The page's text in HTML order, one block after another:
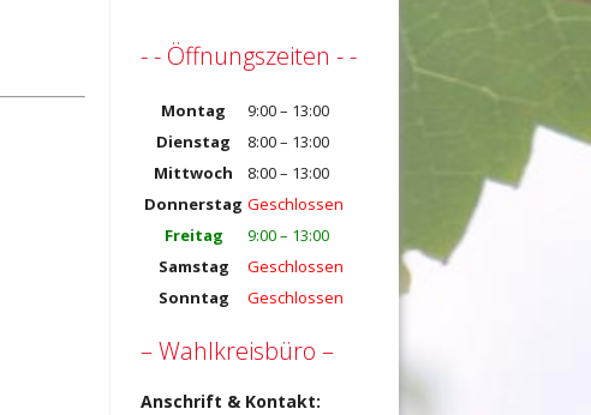
- - Öffnungszeiten - -
Montag
9:00 – 13:00
Dienstag
8:00 – 13:00
Mittwoch
8:00 – 13:00
Donnerstag Geschlossen
Freitag
9:00 – 13:00
Samstag
Geschlossen
Sonntag
Geschlossen
– Wahlkreisbüro –
Anschrift & Kontakt: